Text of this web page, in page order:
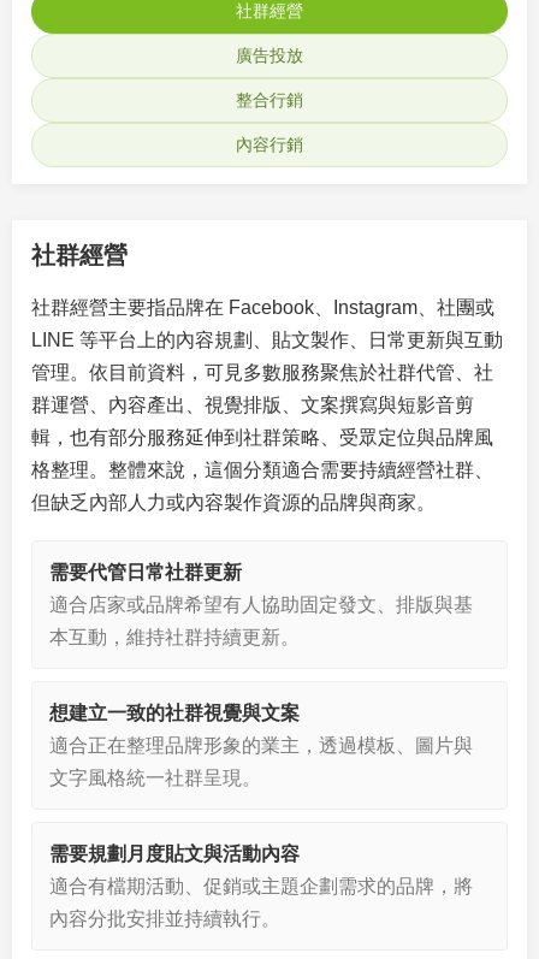
社群經營
廣告投放
整合行銷
內容行銷
社群經營
社群經營主要指品牌在 Facebook、Instagram、社團或
LINE 等平台上的內容規劃、貼文製作、日常更新與互動
管理。依目前資料，可見多數服務聚焦於社群代管、社
群運營、內容產出、視覺排版、文案撰寫與短影音剪
輯，也有部分服務延伸到社群策略、受眾定位與品牌風
格整理。整體來說，這個分類適合需要持續經營社群、
但缺乏內部人力或內容製作資源的品牌與商家。
需要代管日常社群更新
適合店家或品牌希望有人協助固定發文、排版與基
本互動，維持社群持續更新。
想建立一致的社群視覺與文案
適合正在整理品牌形象的業主，透過模板、圖片與
文字風格統一社群呈現。
需要規劃月度貼文與活動內容
適合有檔期活動、促銷或主題企劃需求的品牌，將
內容分批安排並持續執行。